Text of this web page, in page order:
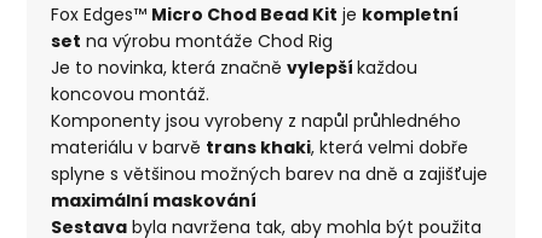
Fox Edges™ Micro Chod Bead Kit je kompletní
set na výrobu montáže Chod Rig
Je to novinka, která značněvylepšíkaždou
koncovou montáž.
Komponenty jsou vyrobeny z napůl průhledného
materiálu v barvě trans khaki, která velmi dobře
splyne s většinou možných barev na dně a zajišťuje
maximální maskování
Sestava byla navržena tak, aby mohla být použita